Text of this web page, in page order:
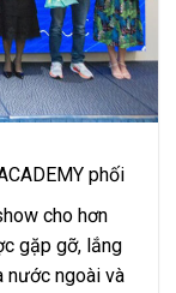
phối
cho hơn
gặp gỡ, lắng
nước ngoài và